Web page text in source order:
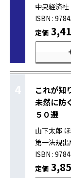
中央経済社
ISBN :
定価
4
これが知
未然に防
５０選
山下太郎
第一法規出
ISBN :
定価